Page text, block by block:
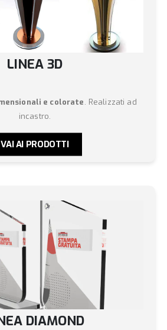
LINEA 3D
e colorate. Realizzati ad
incastro.
VAI AI PRODOTTI
DIAMOND